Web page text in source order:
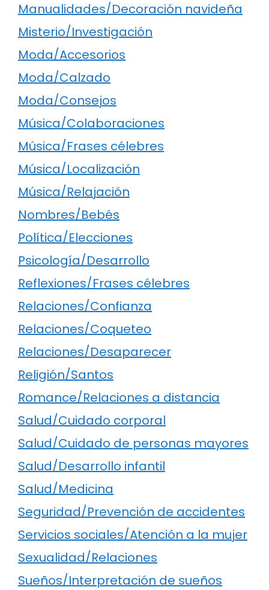
Manualidades/Decoración navideña
Misterio/Investigación
Moda/Accesorios
Moda/Calzado
Moda/Consejos
Música/Colaboraciones
Música/Frases célebres
Música/Localización
Música/Relajación
Nombres/Bebés
Política/Elecciones
Psicología/Desarrollo
Reflexiones/Frases célebres
Relaciones/Confianza
Relaciones/Coqueteo
Relaciones/Desaparecer
Religión/Santos
Romance/Relaciones a distancia
Salud/Cuidado corporal
Salud/Cuidado de personas mayores
Salud/Desarrollo infantil
Salud/Medicina
Seguridad/Prevención de accidentes
Servicios sociales/Atención a la mujer
Sexualidad/Relaciones
Sueños/Interpretación de sueños